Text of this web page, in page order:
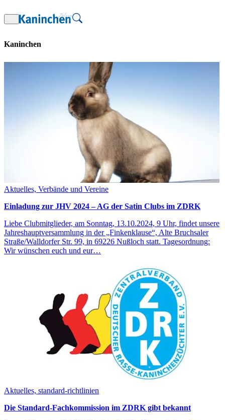
Inhalt
springen
Kaninchen
Aktuelles, Verbände und Vereine
Einladung zur JHV 2024 – AG der Satin Clubs im ZDRK
Liebe Clubmitglieder, am Sonntag, 13.10.2024, 9 Uhr, findet unsere
Jahreshauptversammlung in der „Finkenklause“, Alte Bruchsaler
Straße/Walldorfer Str. 99, in 69226 Nußloch statt. Tagesordnung:
Wir wünschen euch und eur…
Aktuelles, standard-richtlinien
Die Standard-Fachkommission im ZDRK gibt bekannt